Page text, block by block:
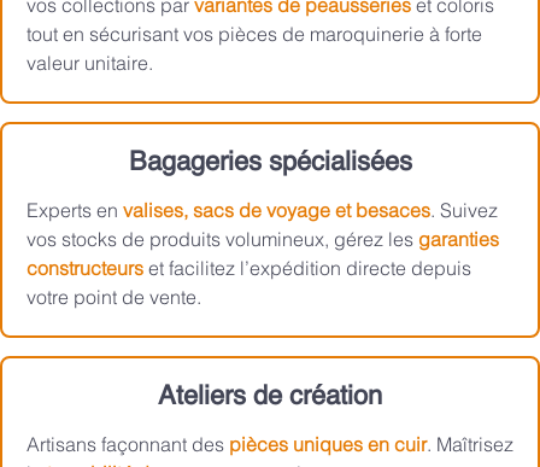
vos collections par variantes de peausseries et coloris
tout en sécurisant vos pièces de maroquinerie à forte
valeur unitaire.
Bagageries spécialisées
Experts en valises, sacs de voyage et besaces. Suivez
vos stocks de produits volumineux, gérez les garanties
constructeurs et facilitez l’expédition directe depuis
votre point de vente.
Ateliers de création
Artisans façonnant des pièces uniques en cuir. Maîtrisez